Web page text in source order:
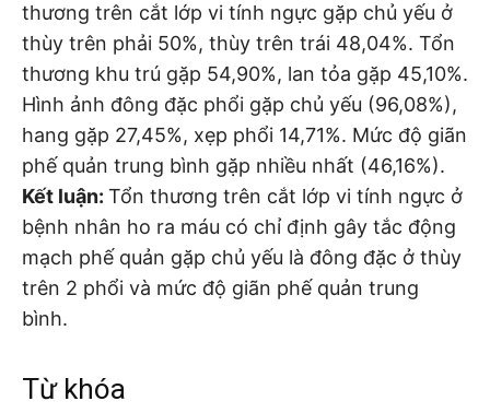
thương trên cắt lớp vi tính ngực gặp chủ yếu ở
thùy trên phải 50%, thùy trên trái 48,04%. Tổn
thương khu trú gặp 54,90%, lan tỏa gặp 45,10%.
Hình ảnh đông đặc phổi gặp chủ yếu (96,08%),
hang gặp 27,45%, xẹp phổi 14,71%. Mức độ giãn
phế quản trung bình gặp nhiều nhất (46,16%).
Kết luận: Tổn thương trên cắt lớp vi tính ngực ở
bệnh nhân ho ra máu có chỉ định gây tắc động
mạch phế quản gặp chủ yếu là đông đặc ở thùy
trên 2 phổi và mức độ giãn phế quản trung
bình.
Từ khóa